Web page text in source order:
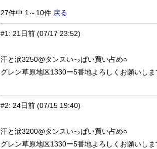
27件中 1～10件 戻る
#1: 21日前 (07/17 23:52)
汗と涙3250@タンスいっぱい買い占め○
グレン草原地区1330ー5番地よろしくお願いしま
#2: 24日前 (07/15 19:40)
汗と涙3200@タンスいっぱい買い占め○
グレン草原地区1330ー5番地よろしくお願いしま